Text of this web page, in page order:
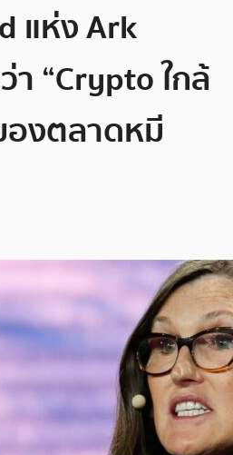
แห่ง Ark
า “Crypto ใกล้
งตลาดหมี